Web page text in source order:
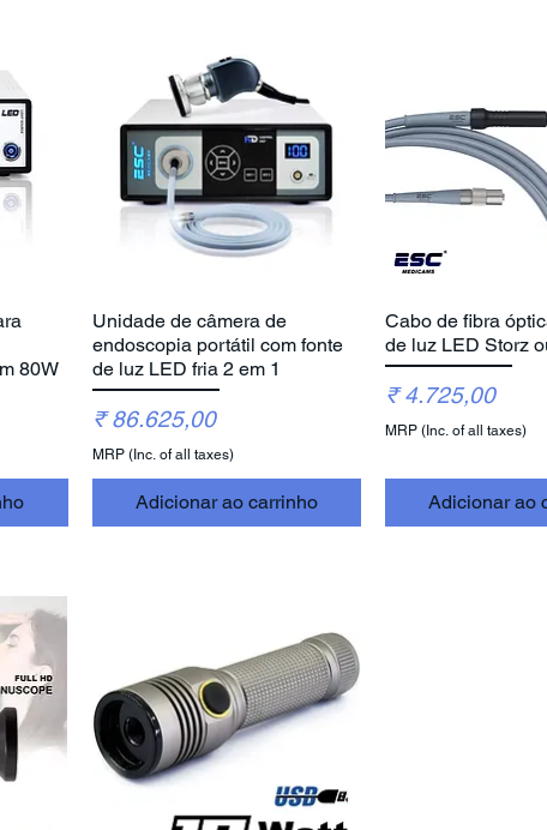
80W
Visualização rápida
Unidade de câmera de
endoscopia portátil com fonte
de luz LED fria 2 em 1
Preço
₹ 86.625,00
MRP (Inc. of all taxes)
Adicionar ao carrinho
Visualização
Cabo de fibra
de luz LED Storz
Preço
₹ 4.725,00
MRP (Inc. of all taxes)
Adicionar ao